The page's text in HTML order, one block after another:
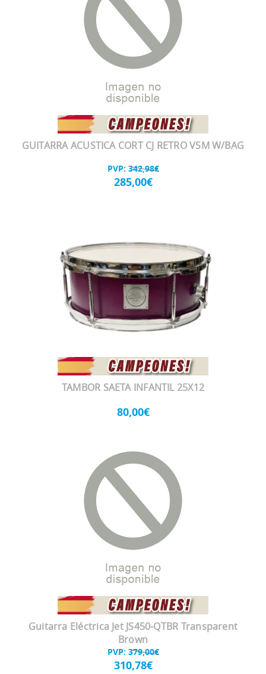
GUITARRA ACUSTICA CORT CJ RETRO VSM W/BAG
PVP: 342,98€
285,00€
TAMBOR SAETA INFANTIL 25X12
80,00€
Guitarra Eléctrica Jet JS450-QTBR Transparent
Brown
PVP: 379,00€
310,78€